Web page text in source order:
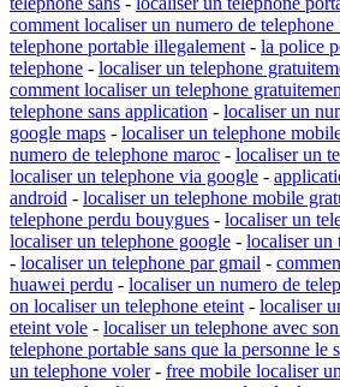
comment localiser un numero de
telephone portable illegalement - la police
telephone - localiser un telephone
comment localiser un telephone
telephone sans application - localiser un
google maps - localiser un telephone
numero de telephone maroc - localiser un
localiser un telephone via google -
android - localiser un telephone mobile
telephone perdu bouygues - localiser un
localiser un telephone google - localiser un
- localiser un telephone par gmail -
huawei perdu - localiser un numero de
on localiser un telephone eteint - localiser
eteint vole - localiser un telephone avec
telephone portable sans que la personne le
un telephone voler- free mobile localiser